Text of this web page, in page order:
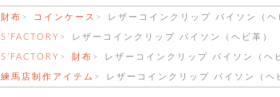
財布 コインケース レザーコインクリップ パイソン（ヘ
S’FACTORY レザーコインクリップ パイソン（ヘビ革）
S’FACTORY 財布 レザーコインクリップ パイソン（ヘ
練馬店制作アイテム レザーコインクリップ パイソン（ヘ